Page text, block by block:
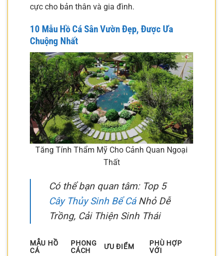
cực cho bản thân và gia đình.
10 Mẫu Hồ Cá Sân Vườn Đẹp, Được Ưa
Chuộng Nhất
Tăng Tính Thẩm Mỹ Cho Cảnh Quan Ngoại
Thất
Có thể bạn quan tâm: Top 5
Cây Thủy Sinh Bể CáNhỏ Dễ
Trồng, Cải Thiện Sinh Thái
MẪU HỒ
CÁ
PHONG
CÁCH
ƯU ĐIỂM
PHÙ HỢP
VỚI